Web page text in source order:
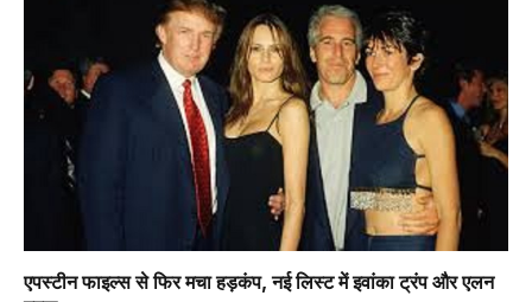
एपस्टीन फाइल्स से फिर मचा हड़कंप, नई लिस्ट में इवांका ट्रंप और एलन